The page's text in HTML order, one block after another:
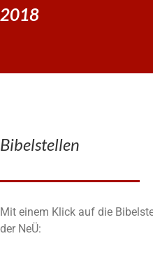
2018
Bibelstellen
Mit einem Klick auf die
der NeÜ: